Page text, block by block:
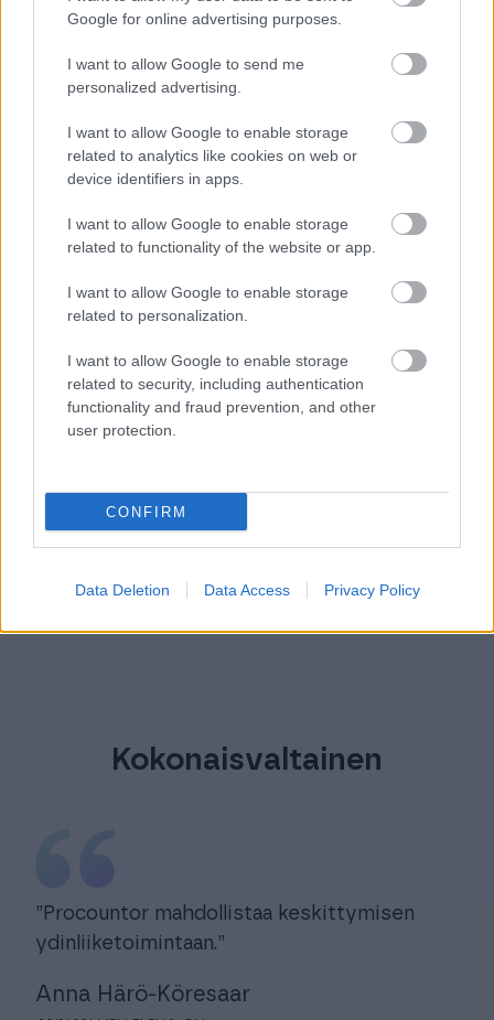
Google for online advertising purposes.
I want to allow Google to send me
personalized advertising.
I want to allow Google to enable storage
related to analytics like cookies on web or
device identifiers in apps.
I want to allow Google to enable storage
related to functionality of the website or app.
I want to allow Google to enable storage
related to personalization.
I want to allow Google to enable storage
related to security, including authentication
functionality and fraud prevention, and other
user protection.
CONFIRM
Data Deletion Data Access Privacy Policy
Integraatiot
”Pidämme lukuisista mahdollisuuksista, mitä
Procountor yhdistettynä muihin
ohjelmistoihin mahdollistaa. Esimerkiksi
asiakkuuksien taakse saadaan tallennettua
taloushallinto on todella sujuvaa”
Anniina Patteri
LUE KOKO ASIAKASTARINA ⟶
Kokonaisvaltainen
”Procountor mahdollistaa keskittymisen
ydinliiketoimintaan.”
Anna Härö-Köresaar